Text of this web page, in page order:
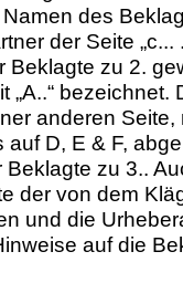
des
der Seite „c...
Beklagte zu 2.
„A..“ bezeichnet.
anderen Seite,
auf D, E & F,
zu 3..
der von dem
und die
auf die